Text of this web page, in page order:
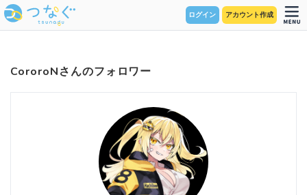
ログイン アカウント作成
CororoNさんのフォロワー